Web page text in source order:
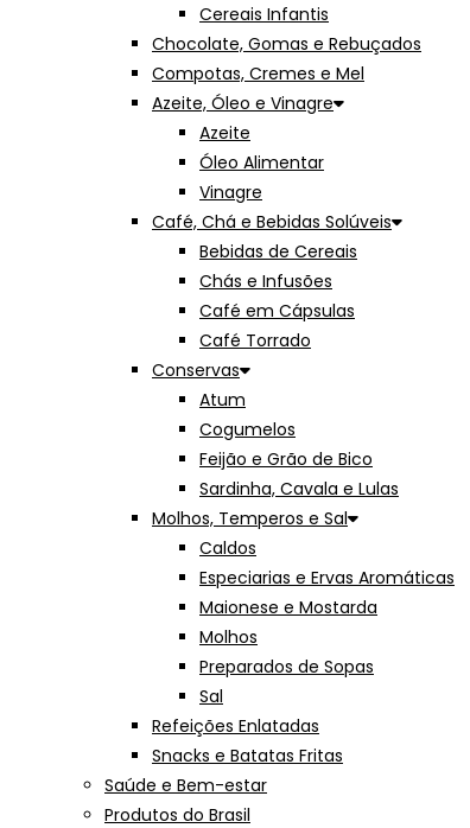
Cereais Infantis
Chocolate, Gomas e Rebuçados
Compotas, Cremes e Mel
Azeite, Óleo e Vinagre
Azeite
Óleo Alimentar
Vinagre
Café, Chá e Bebidas Solúveis
Bebidas de Cereais
Chás e Infusões
Café em Cápsulas
Café Torrado
Conservas
Atum
Cogumelos
Feijão e Grão de Bico
Sardinha, Cavala e Lulas
Molhos, Temperos e Sal
Caldos
Especiarias e Ervas Aromáticas
Maionese e Mostarda
Molhos
Preparados de Sopas
Sal
Refeições Enlatadas
Snacks e Batatas Fritas
Saúde e Bem-estar
Produtos do Brasil